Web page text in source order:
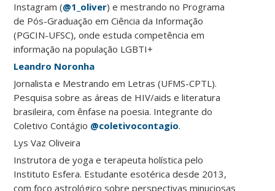
Instagram (@1_oliver) e mestrando no Programa
de Pós-Graduação em Ciência da Informação
(PGCIN-UFSC), onde estuda competência em
informação na população LGBTI+
Leandro Noronha
Jornalista e Mestrando em Letras (UFMS-CPTL).
Pesquisa sobre as áreas de HIV/aids e literatura
brasileira, com ênfase na poesia. Integrante do
Coletivo Contágio @coletivocontagio.
Lys Vaz Oliveira
Instrutora de yoga e terapeuta holística pelo
Instituto Esfera. Estudante esotérica desde 2013,
com foco astrológico sobre perspectivas minuciosas